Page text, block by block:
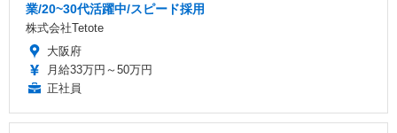
業/20~30代活躍中/スピード採用
株式会社Tetote
大阪府
月給33万円～50万円
正社員